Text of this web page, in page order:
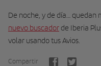
De noche, y de día… quedan
nuevo buscador de Iberia
volar usando tus Avios.
Compartir